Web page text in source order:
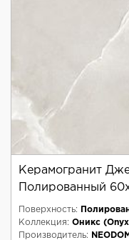
Керамогранит
Полированный
Поверхность:
Коллекция: Оникс
Производитель:
NEODOM